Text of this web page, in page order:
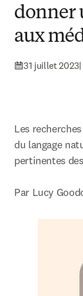
donner
aux
31 juillet 2023|
Les
du langage
pertinentes
Par Lucy